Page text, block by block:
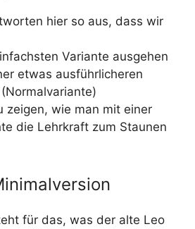
hier so aus, dass wir
Variante ausgehen
etwas ausführlicheren
zeigen, wie man mit einer
die Lehrkraft zum Staunen
für das, was der alte Leo